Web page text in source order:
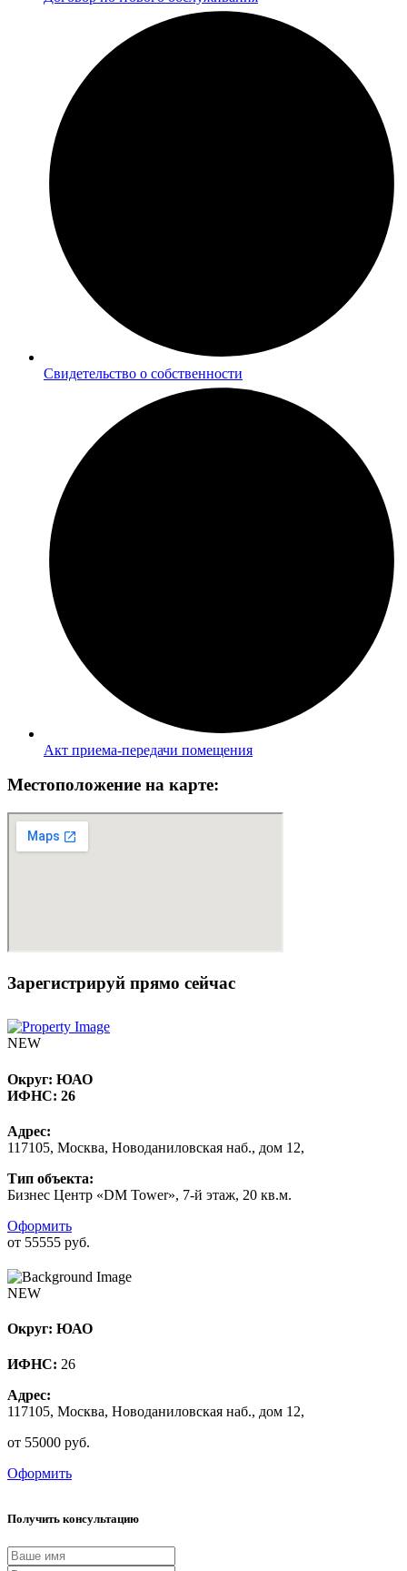
Cвидетельство о собственности
Акт приема-передачи помещения
Местоположение на карте:
Зарегистрируй прямо сейчас
NEW
Округ: ЮАО
ИФНС: 26
Адрес:
117105, Москва, Новоданиловская наб., дом 12,
Тип объекта:
Бизнес Центр «DM Tower», 7-й этаж, 20 кв.м.
Оформить
от 55555 руб.
NEW
Округ: ЮАО
ИФНС: 26
Адрес:
117105, Москва, Новоданиловская наб., дом 12,
от 55000 руб.
Оформить
Получить консультацию